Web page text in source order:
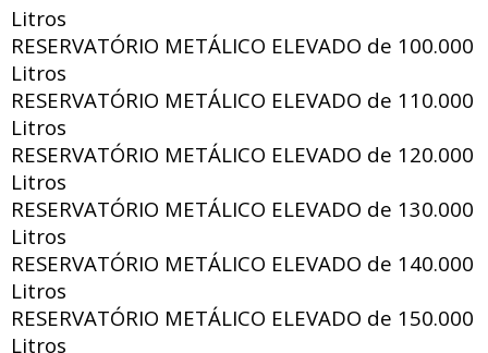
Litros
RESERVATÓRIO METÁLICO ELEVADO de 100.000
Litros
RESERVATÓRIO METÁLICO ELEVADO de 110.000
Litros
RESERVATÓRIO METÁLICO ELEVADO de 120.000
Litros
RESERVATÓRIO METÁLICO ELEVADO de 130.000
Litros
RESERVATÓRIO METÁLICO ELEVADO de 140.000
Litros
RESERVATÓRIO METÁLICO ELEVADO de 150.000
Litros